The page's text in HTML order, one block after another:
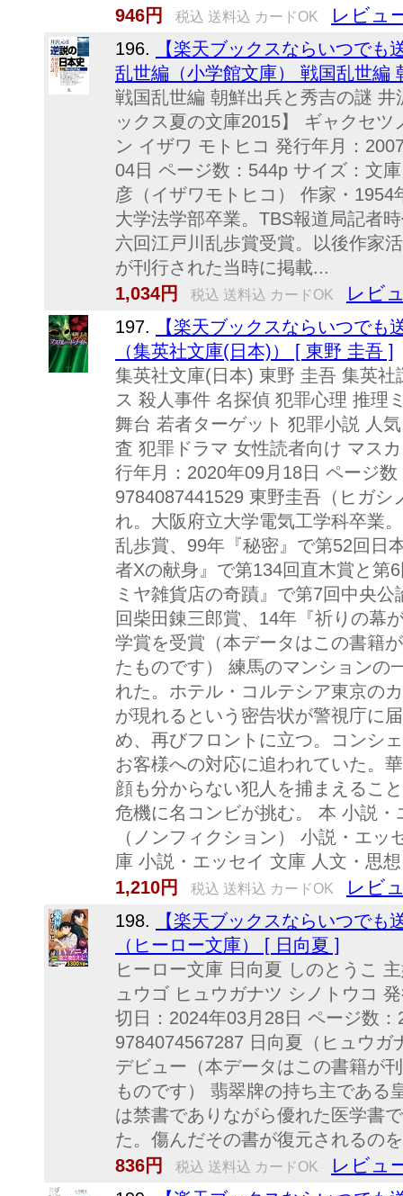
946円
税込 送料込 カードOK レビュ
196.
【楽天ブックスならいつで
乱世編（小学館文庫） 戦国乱世編
戦国乱世編 朝鮮出兵と秀吉の謎
ックス夏の文庫2015】 ギャクセ
ン イザワ モトヒコ 発行年月：
04日 ページ数：544p サイズ：文
彦（イザワモトヒコ） 作家・
大学法学部卒業。TBS報道局記者
六回江戸川乱歩賞受賞。以後作家
が刊行された当時に掲載...
1,034円
税込 送料込 カードOK レビ
197.
【楽天ブックスならいつで
（集英社文庫(日本)） [ 東野 圭吾 ]
集英社文庫(日本) 東野 圭吾 集英
ス 殺人事件 名探偵 犯罪心理 推理
舞台 若者ターゲット 犯罪小説 人
査 犯罪ドラマ 女性読者向け マス
行年月：2020年09月18日 ページ
9784087441529 東野圭吾（ヒガ
れ。大阪府立大学電気工学科卒業
乱歩賞、99年『秘密』で第52回日
者Xの献身』で第134回直木賞と第
ミヤ雑貨店の奇蹟』で第7回中央
回柴田錬三郎賞、14年『祈りの幕
学賞を受賞（本データはこの書籍
たものです） 練馬のマンションの
れた。ホテル・コルテシア東京の
が現れるという密告状が警視庁に
め、再びフロントに立つ。コンシ
お客様への対応に追われていた。
顔も分からない犯人を捕まえるこ
危機に名コンビが挑む。 本 小説
（ノンフィクション） 小説・エ
庫 小説・エッセイ 文庫 人文・思
1,210円
税込 送料込 カードOK レビ
198.
【楽天ブックスならいつで
（ヒーロー文庫） [ 日向夏 ]
ヒーロー文庫 日向夏 しのとうこ
ュウゴ ヒュウガナツ シノトウコ
切日：2024年03月28日 ページ数
9784074567287 日向夏（ヒュウ
デビュー（本データはこの書籍が
ものです） 翡翠牌の持ち主である
は禁書でありながら優れた医学書
た。傷んだその書が復元されるの
836円
税込 送料込 カードOK レビュ